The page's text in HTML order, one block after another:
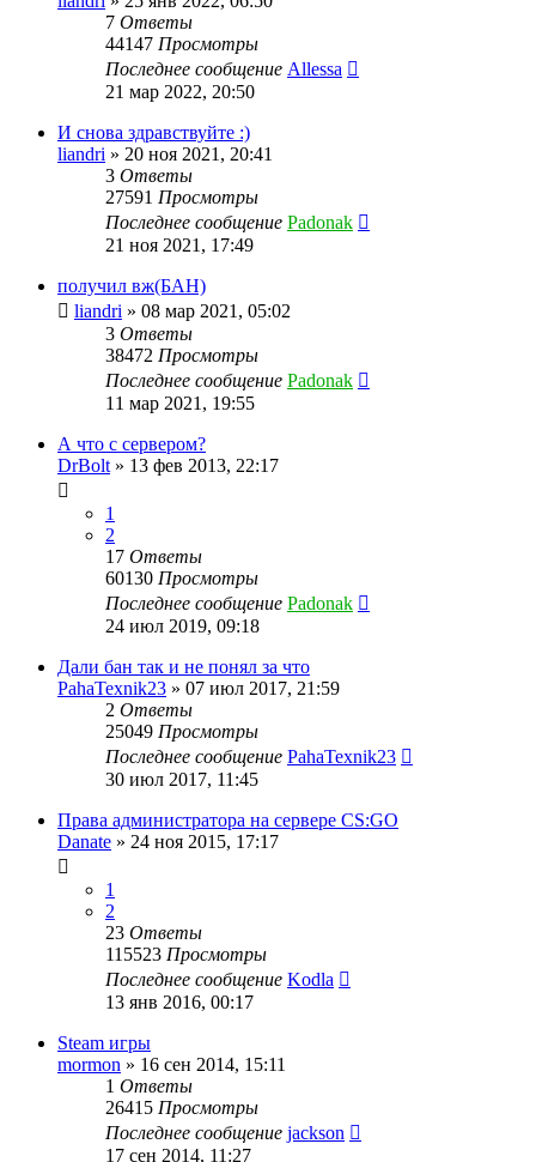
7 Ответы
44147 Просмотры
Последнее сообщение Allessa
21 мар 2022, 20:50
И снова здравствуйте :)
liandri » 20 ноя 2021, 20:41
3 Ответы
27591 Просмотры
Последнее сообщение Padonak
21 ноя 2021, 17:49
получил вж(БАН)
liandri » 08 мар 2021, 05:02
3 Ответы
38472 Просмотры
Последнее сообщение Padonak
11 мар 2021, 19:55
А что с сервером?
DrBolt » 13 фев 2013, 22:17
1
2
17 Ответы
60130 Просмотры
Последнее сообщение Padonak
24 июл 2019, 09:18
Дали бан так и не понял за что
PahaTexnik23 » 07 июл 2017, 21:59
2 Ответы
25049 Просмотры
Последнее сообщение PahaTexnik23
30 июл 2017, 11:45
Права администратора на сервере CS:GO
Danate » 24 ноя 2015, 17:17
1
2
23 Ответы
115523 Просмотры
Последнее сообщение Kodla
13 янв 2016, 00:17
Steam игры
mormon » 16 сен 2014, 15:11
1 Ответы
26415 Просмотры
Последнее сообщение jackson
17 сен 2014, 11:27